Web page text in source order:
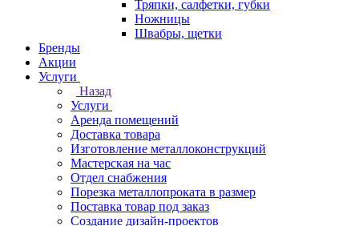
Тряпки, салфетки, губки
Ножницы
Швабры, щетки
Бренды
Акции
Услуги
Назад
Услуги
Аренда помещений
Доставка товара
Изготовление металлоконструкций
Мастерская на час
Отдел снабжения
Порезка металлопроката в размер
Поставка товар под заказ
Создание дизайн-проектов